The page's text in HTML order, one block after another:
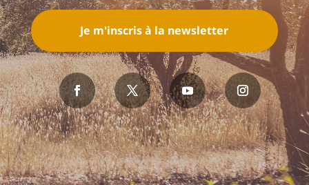
Je m'inscris à la newsletter